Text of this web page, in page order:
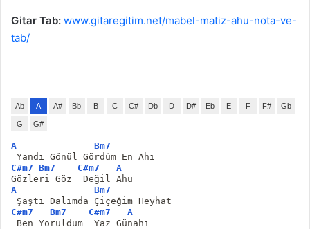
Gitar Tab: www.gitaregitim.net/mabel-matiz-ahu-nota-ve-
tab/
Ab A A# Bb B C C# Db D D# Eb E F F# Gb
G G#
A
Bm7
Yandı Gönül Gördüm En Ahı
C#m7 Bm7 C#m7
A
Gözleri Göz  Değil Ahu
A
Bm7
Şaştı Dalımda Çiçeğim Heyhat
C#m7
Bm7 C#m7
A
Ben Yoruldum  Yaz Günahı